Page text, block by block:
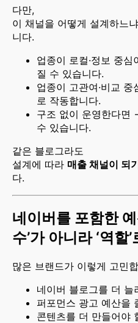
다만,
이 채널을 어떻게 설계하느
니다.
업종이 로컬·정보 중
질 수 있습니다.
업종이 고관여·비교
로 작동합니다.
구조 없이 운영한다면
수 있습니다.
같은 블로그라도
설계에 따라 매출 채널이 되
다.
네이버를 포함한
수’가 아니라 ‘역할
많은 브랜드가 이렇게 고민
네이버 블로그를 더 늘
퍼포먼스 광고 예산을
콘텐츠를 더 만들어야